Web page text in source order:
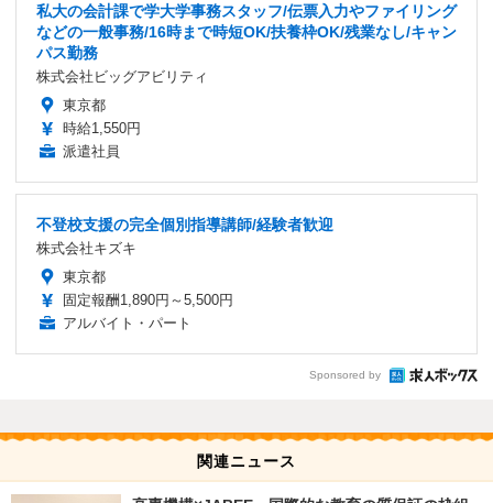
私大の会計課で学大学事務スタッフ/伝票入力やファイリング
などの一般事務/16時まで時短OK/扶養枠OK/残業なし/キャン
パス勤務
株式会社ビッグアビリティ
東京都
時給1,550円
派遣社員
不登校支援の完全個別指導講師/経験者歓迎
株式会社キズキ
東京都
固定報酬1,890円～5,500円
アルバイト・パート
Sponsored by
関連ニュース